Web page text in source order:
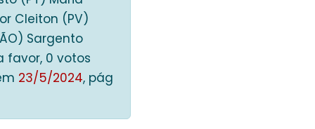
Cleiton (PV)
Sargento
favor, 0 votos
23/5/2024, pág